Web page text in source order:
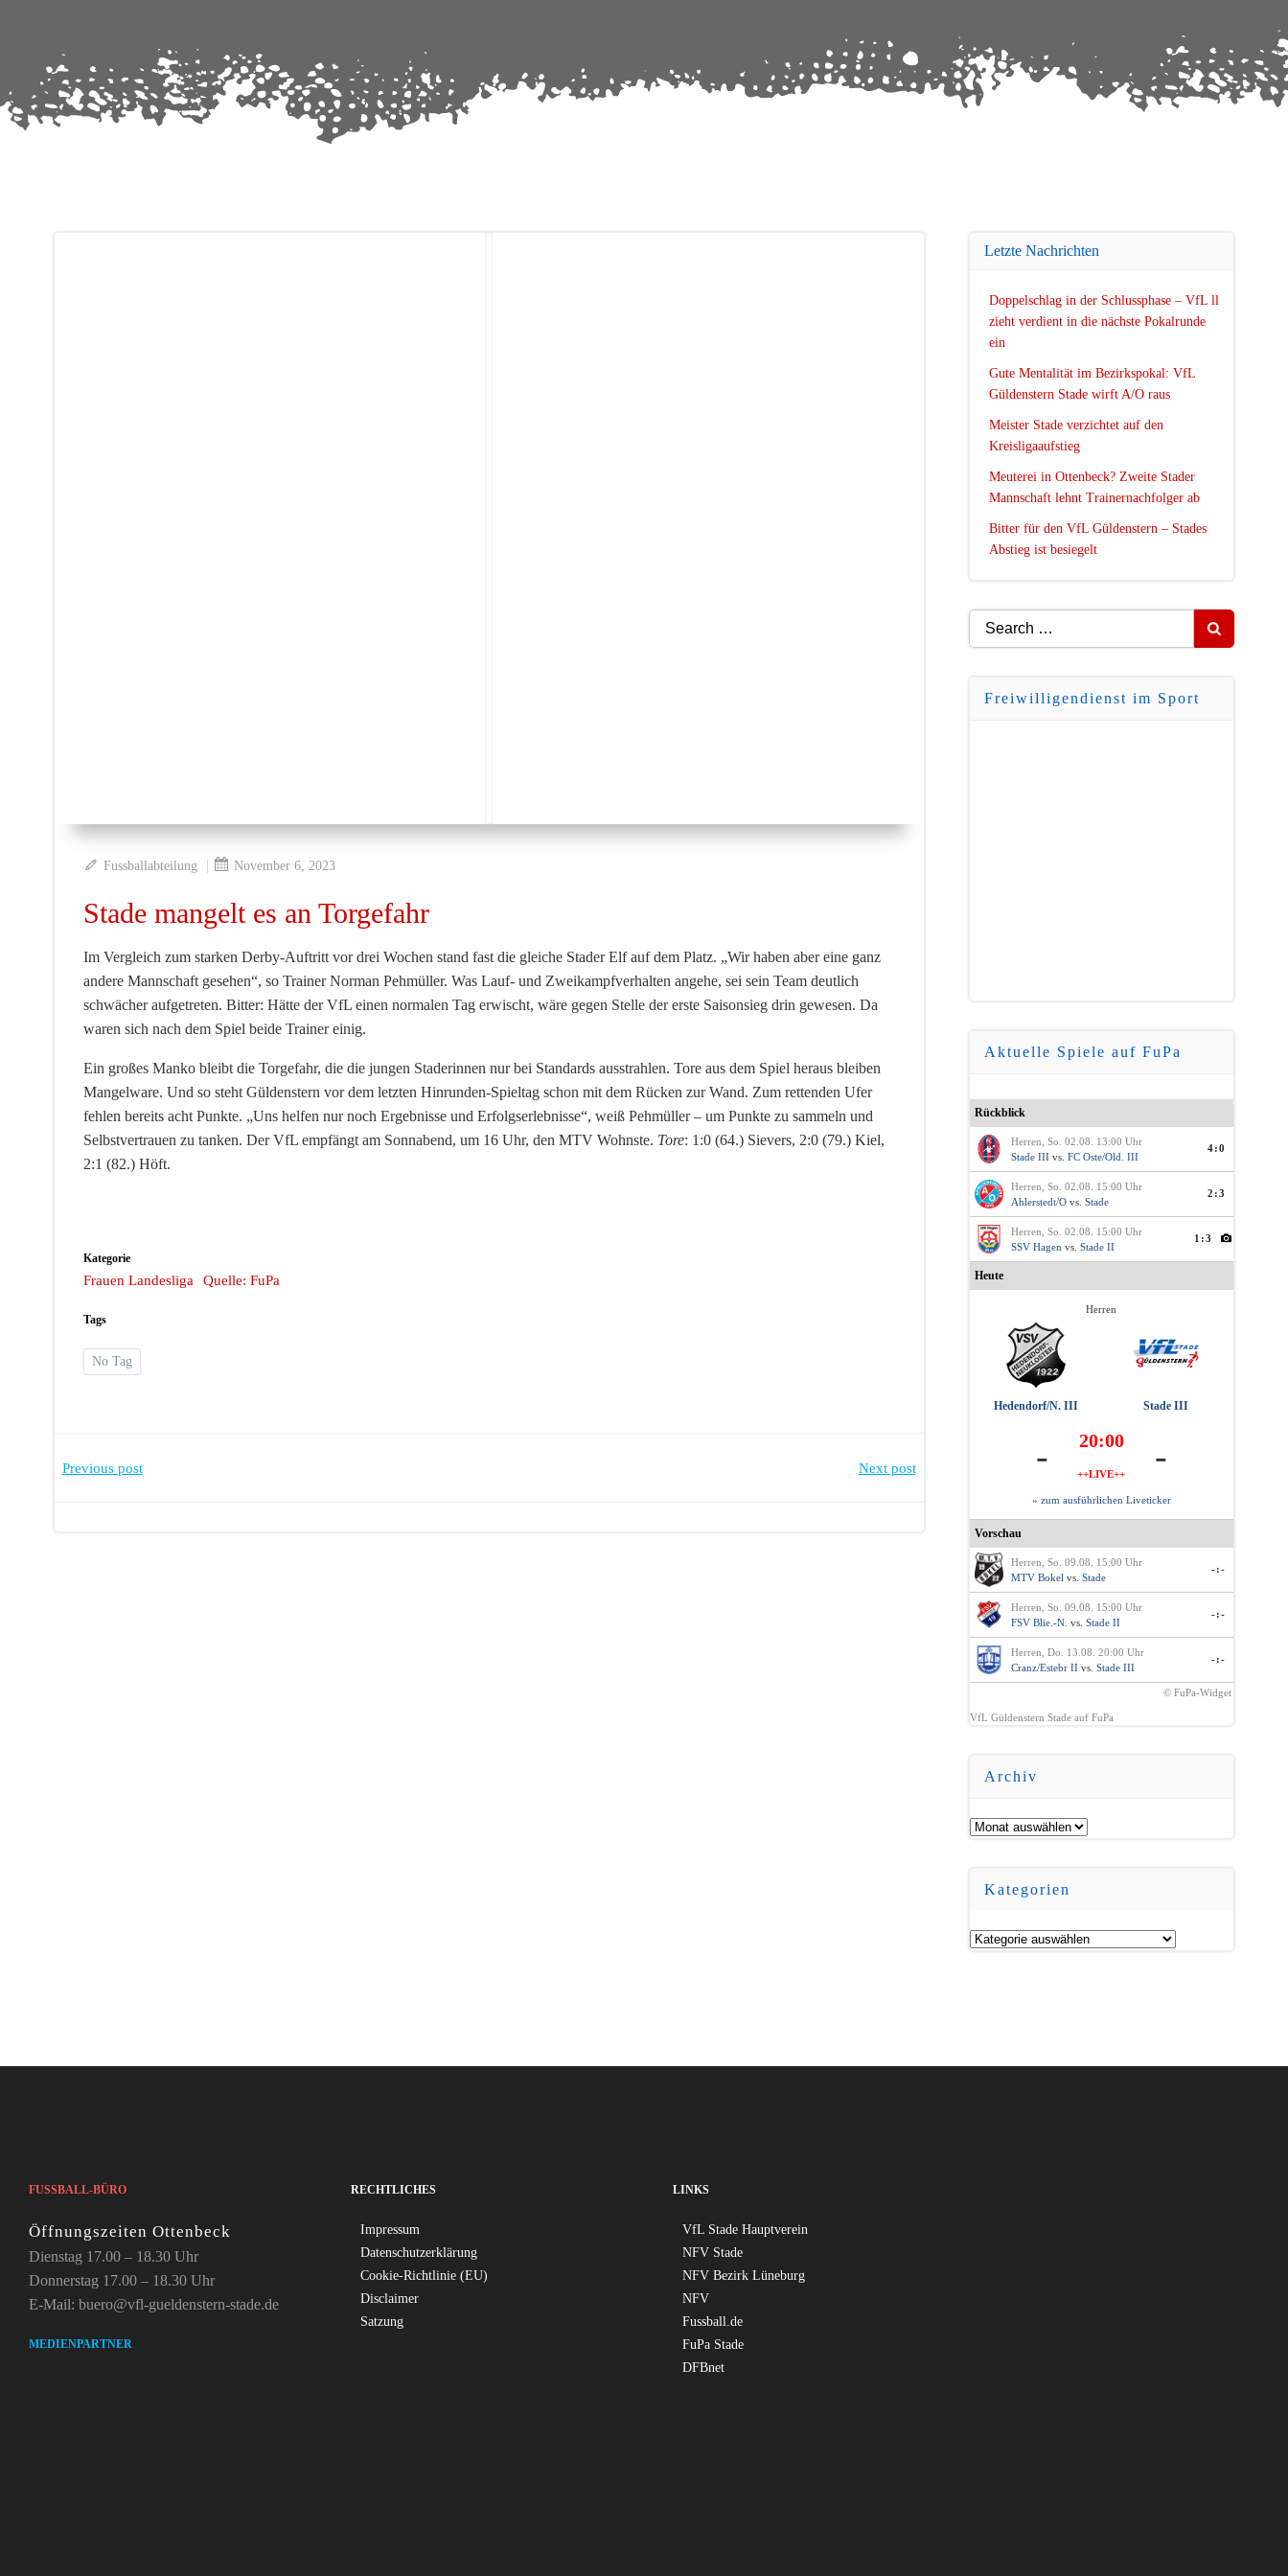
Fussballabteilung | November 6, 2023
Stade mangelt es an Torgefahr
Im Vergleich zum starken Derby-Auftritt vor drei Wochen stand fast die gleiche Stader Elf auf dem Platz. „Wir haben aber eine ganz
andere Mannschaft gesehen“, so Trainer Norman Pehmüller. Was Lauf- und Zweikampfverhalten angehe, sei sein Team deutlich
schwächer aufgetreten. Bitter: Hätte der VfL einen normalen Tag erwischt, wäre gegen Stelle der erste Saisonsieg drin gewesen. Da
waren sich nach dem Spiel beide Trainer einig.
Ein großes Manko bleibt die Torgefahr, die die jungen Staderinnen nur bei Standards ausstrahlen. Tore aus dem Spiel heraus bleiben
Mangelware. Und so steht Güldenstern vor dem letzten Hinrunden-Spieltag schon mit dem Rücken zur Wand. Zum rettenden Ufer
fehlen bereits acht Punkte. „Uns helfen nur noch Ergebnisse und Erfolgserlebnisse“, weiß Pehmüller – um Punkte zu sammeln und
Selbstvertrauen zu tanken. Der VfL empfängt am Sonnabend, um 16 Uhr, den MTV Wohnste. Tore: 1:0 (64.) Sievers, 2:0 (79.) Kiel,
2:1 (82.) Höft.
Kategorie
Frauen Landesliga Quelle: FuPa
Tags
No Tag
Post
Previous post Next post
Letzte Nachrichten
Doppelschlag in der Schlussphase – VfL ll
zieht verdient in die nächste Pokalrunde
ein
Gute Mentalität im Bezirkspokal: VfL
Güldenstern Stade wirft A/O raus
Meister Stade verzichtet auf den
Kreisligaaufstieg
Meuterei in Ottenbeck? Zweite Stader
Mannschaft lehnt Trainernachfolger ab
Bitter für den VfL Güldenstern – Stades
Abstieg ist besiegelt
Search
for:
Freiwilligendienst im Sport
Aktuelle Spiele auf FuPa
Rückblick
Herren, So. 02.08. 13:00 Uhr
Stade III vs. FC Oste/Old. III
4:0
Herren, So. 02.08. 15:00 Uhr
Ahlerstedt/Ovs. Stade
2:3
Herren, So. 02.08. 15:00 Uhr
SSV Hagen vs. Stade II
1:3
Heute
Herren
Hedendorf/N. III Stade III
- 20:00
++LIVE++ -
» zum ausführlichen Liveticker
Vorschau
Herren, So. 09.08. 15:00 Uhr
MTV Bokel vs. Stade
-:-
Herren, So. 09.08. 15:00 Uhr
FSV Blie.-N. vs. Stade II
-:-
Herren, Do. 13.08. 20:00 Uhr
Cranz/Estebr II vs. Stade III
-:-
© FuPa-Widget
VfL Güldenstern Stade auf FuPa
Archiv
Archiv
Kategorien
Kategorien
FUSSBALL-BÜRO
Öffnungszeiten Ottenbeck
Dienstag 17.00 – 18.30 Uhr
Donnerstag 17.00 – 18.30 Uhr
E-Mail: buero@vfl-gueldenstern-stade.de
MEDIENPARTNER
RECHTLICHES
Impressum
Datenschutzerklärung
Cookie-Richtlinie (EU)
Disclaimer
Satzung
LINKS
VfL Stade Hauptverein
NFV Stade
NFV Bezirk Lüneburg
NFV
Fussball.de
FuPa Stade
DFBnet